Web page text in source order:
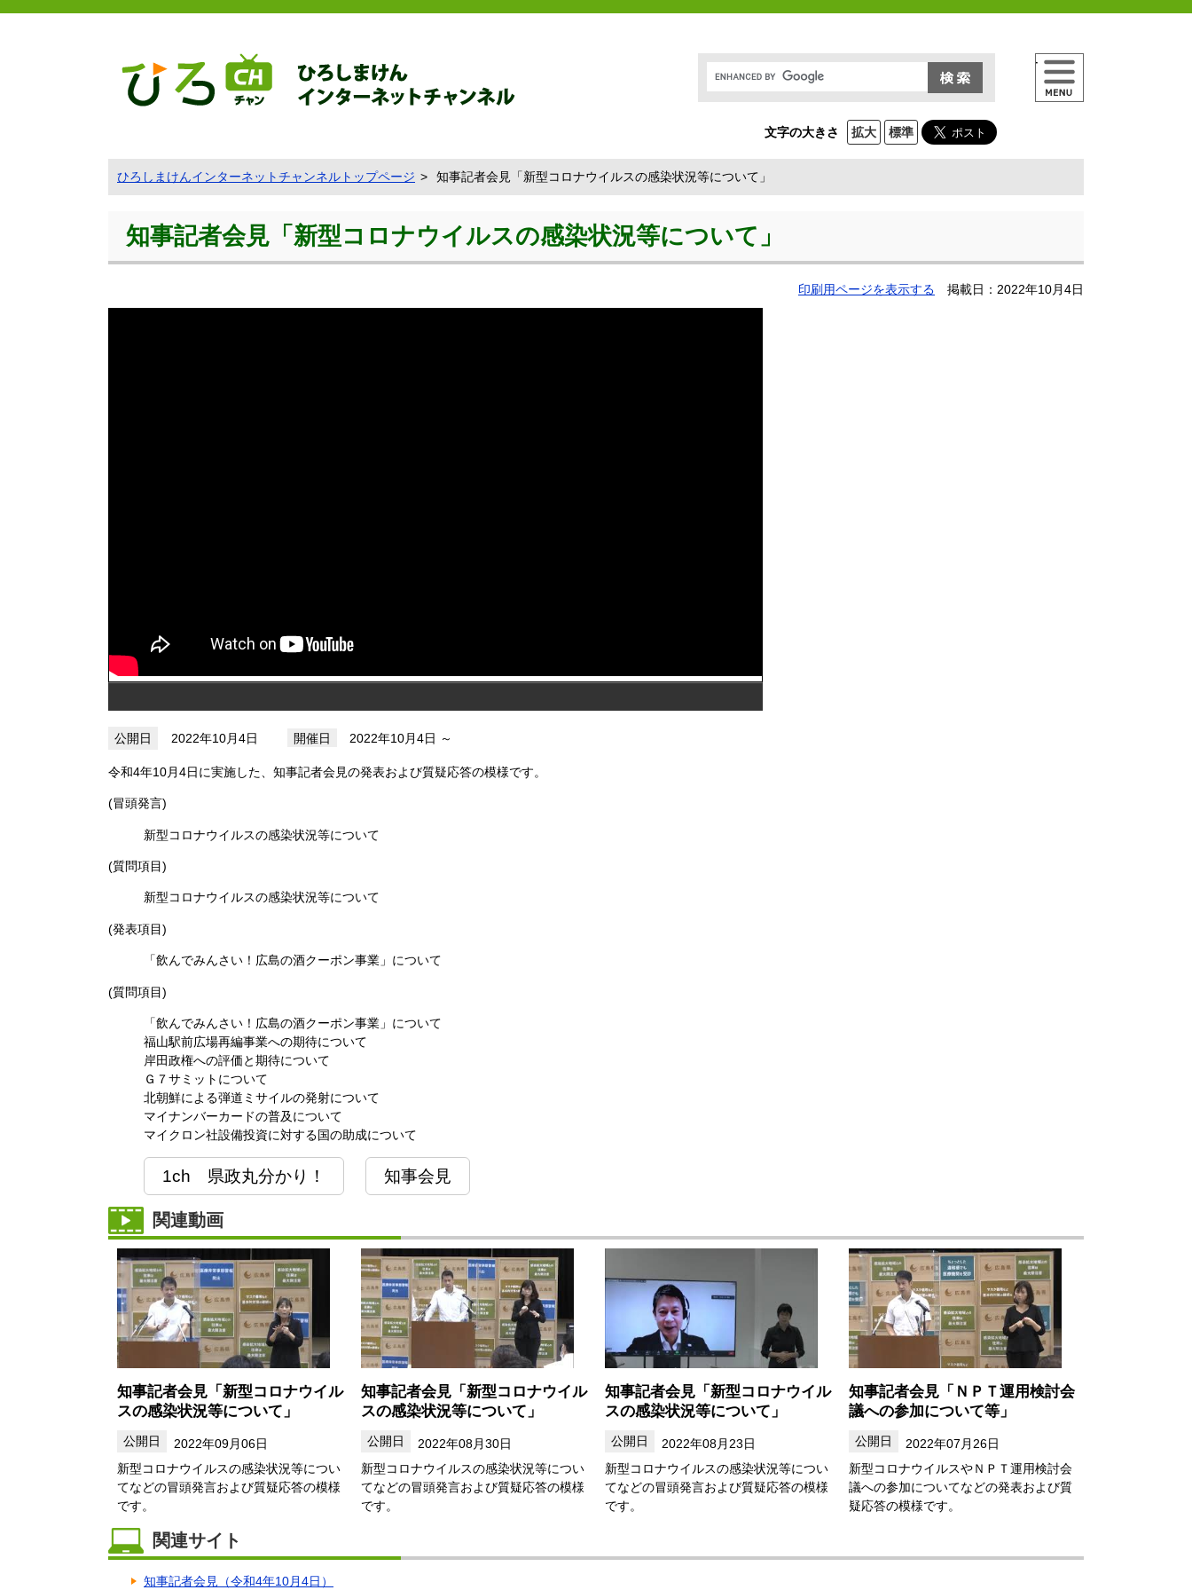
文字の大きさ 拡大 標準
メニュー
ひろしまけんインターネットチャンネルトップページ 知事記者会見「新型コロナウイルスの感染状況等について」
知事記者会見「新型コロナウイルスの感染状況等について」
印刷用ページを表示する 掲載日：2022年10月4日
2022年10月4日 2022年10月4日
令和4年10月4日に実施した、知事記者会見の発表および質疑応答の模様です。
(冒頭発言)
新型コロナウイルスの感染状況等について
(質問項目)
新型コロナウイルスの感染状況等について
(発表項目)
「飲んでみんさい！広島の酒クーポン事業」について
(質問項目)
「飲んでみんさい！広島の酒クーポン事業」について
福山駅前広場再編事業への期待について
岸田政権への評価と期待について
Ｇ７サミットについて
北朝鮮による弾道ミサイルの発射について
マイナンバーカードの普及について
マイクロン社設備投資に対する国の助成について
1ch 県政丸分かり！ 知事会見
関連動画
知事記者会見「新型コロナウイル
スの感染状況等について」
2022年09月06日
新型コロナウイルスの感染状況等につい
てなどの冒頭発言および質疑応答の模様
です。
知事記者会見「新型コロナウイル
スの感染状況等について」
2022年08月30日
新型コロナウイルスの感染状況等につい
てなどの冒頭発言および質疑応答の模様
です。
知事記者会見「新型コロナウイル
スの感染状況等について」
2022年08月23日
新型コロナウイルスの感染状況等につい
てなどの冒頭発言および質疑応答の模様
です。
知事記者会見「ＮＰＴ運用検討会
議への参加について等」
2022年07月26日
新型コロナウイルスやＮＰＴ運用検討会
議への参加についてなどの発表および質
疑応答の模様です。
関連サイト
知事記者会見（令和4年10月4日）